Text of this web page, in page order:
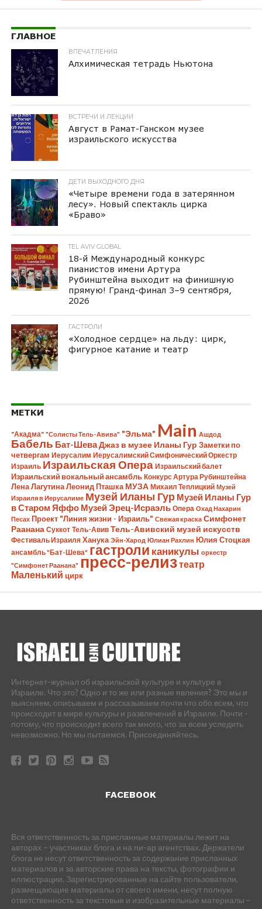
ГЛАВНОЕ
ВПЕЧАТЛЕНИЯ
Алхимическая тетрадь Ньютона
ВСТРЕЧИ И ЛЕКЦИИ
Август в Рамат-Ганском музее
израильского искусства
ДЕТИ ВЫХОДНОГО ДНЯ
«Четыре времени года в затерянном
лесу». Новый спектакль цирка
«Браво»
TEL AVIV GLOBAL
18-й Международный конкурс
пианистов имени Артура
Рубинштейна выходит на финишную
прямую! Гранд-финал 3–9 сентября,
2026
ГАСТРОЛИ
«Холодное сердце» на льду: цирк,
фигурное катание и театр
МЕТКИ
"Акадма" "Солисты Тель-Авива" "Эльма" Main Ашдод
Бабель Бат-ШеваДжаз в музее Иланы Гур Заметки по
четвергам Иерусалим Иерусалимский Симфонический Оркестр
Израиль Израильская Опера Израильский балет
Израильский вокальный ансамбль Конкурс Артура Рубинштейна
Лена Лагутина Леонид Пташка МУЗА Михаил Теплицкий Музей
Израиля в Иерусалиме Музей Иланы Гур Музей Иланы Гур
в Старом Яффо Музей Эрец-Исраэль Опера Охад Нахарин
Песах Проект "Линия жизни - Израиль" Свежая краска Симфонет
Раанана Суккот Тель-Авив Тель-Авивский музей искусств
Фестиваль Израиля Ханука Эйн-Харод Юлиан Рахлин Юлия Стоцкая
ансамбль "Бат-Шева" гастроли каникулы оркестр
"Симфонет Раанана" пресс-релизтеатр
Маленький цирк
Интернет-журнал об израильской культуре и культуре в
Израиле. Что это? Одно и то же или разные явления? Это мы и
выясняем, описываем и рассказываем почти что обо всем, что
происходит в мире культуры и развлечений в Израиле. Почти -
потому, что происходит всего так много, что за всем уследить
невозможно. Но мы пытаемся. Присоединяйтесь.
FACEBOOK
Вся ответственность за присланные материалы лежит на
авторах – участниках блога и на пи-ар агентствах. Держатели
блога не несут ответственность за содержание присланных
материалов и за авторские права на тексты, фотографии и
иллюстрации. Зарегистрированные на сайте пользователи,
размещающие материалы от своего имени, несут полную
ответственность за текстовые и изобразительные материалы –